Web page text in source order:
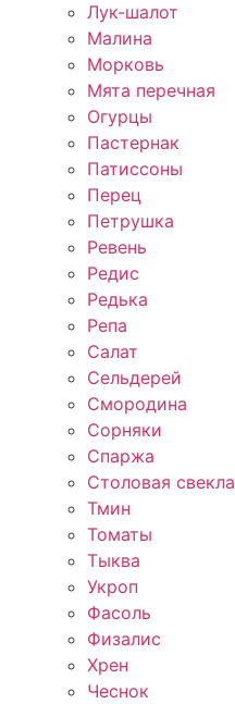
Лук-шалот
Малина
Морковь
Мята перечная
Огурцы
Пастернак
Патиссоны
Перец
Петрушка
Ревень
Редис
Редька
Репа
Салат
Сельдерей
Смородина
Сорняки
Спаржа
Столовая свекла
Тмин
Томаты
Тыква
Укроп
Фасоль
Физалис
Хрен
Чеснок